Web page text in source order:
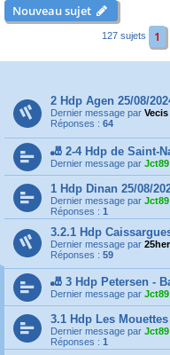
Nouveau sujet
127 sujets 1
2 Hdp Agen 25/08/
Dernier message par Vecis
Réponses : 64
🎳 2-4 Hdp de Saint-
Dernier message par Jct89
1 Hdp Dinan 25/08/
Dernier message par Jct89
Réponses : 1
3.2.1 Hdp
Dernier message par
Réponses : 59
🎳 3 Hdp Petersen -
Dernier message par Jct89
3.1 Hdp Les
Dernier message par Jct89
Réponses : 1